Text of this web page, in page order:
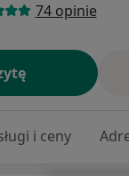
74 opinie
i ceny